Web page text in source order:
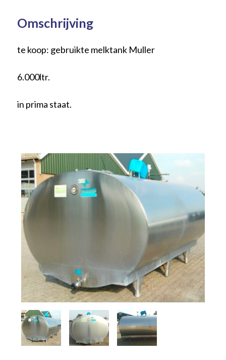
Omschrijving
te koop: gebruikte melktank Muller
6.000ltr.
in prima staat.